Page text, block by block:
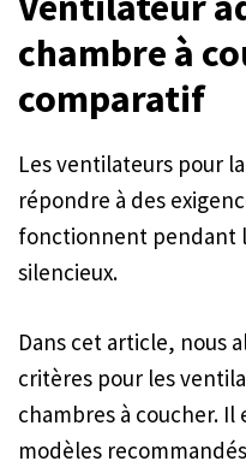
chambre à
comparatif
Les ventilateurs pour
répondre à des
fonctionnent pendant
silencieux.
Dans cet article, nous
critères pour les
chambres à coucher.
modèles